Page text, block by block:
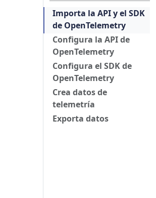
Importa la API y el SDK
de OpenTelemetry
Configura la API de
OpenTelemetry
Configura el SDK de
OpenTelemetry
Crea datos de
telemetría
Exporta datos